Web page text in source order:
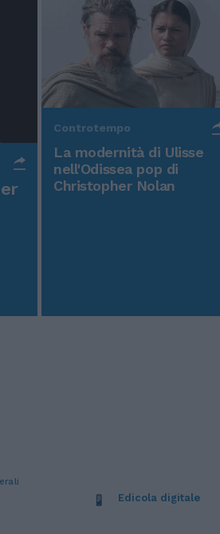
Controtempo
La modernità di Ulisse
nell'Odissea pop di
Christopher Nolan
Edicola digitale